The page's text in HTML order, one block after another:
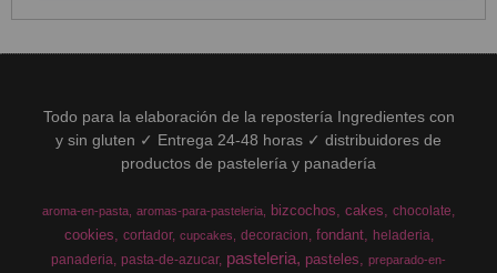
Todo para la elaboración de la repostería Ingredientes con
y sin gluten ✓ Entrega 24-48 horas ✓ distribuidores de
productos de pastelería y panadería
aroma-en-pasta aromas-para-pasteleria bizcochos cakes chocolate
cookies cortador cupcakes decoracion fondant
heladeria
panaderia pasta-de-azucar pasteleria pasteles
preparado-en-